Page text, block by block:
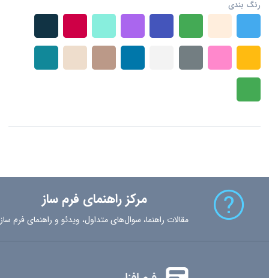
رنگ بندی
مرکز راهنمای فرم ساز
مقالات راهنما، سوال‌های متداول، ویدئو و راهنمای فرم ساز